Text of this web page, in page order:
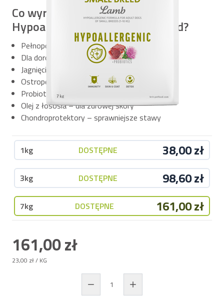
Co wyróżnia Brit Care Dog
Hypoallergenic Adult Small Breed?
Pełnoporcjowa, hipoalergiczna formuła
Dla dorosłych psów małych ras
Jagnięcina (42%) – lekkostrawne białko
Ostropest plamisty – wsparcie pracy wątroby
Probiotyki i prebiotyki – lepsza praca jelit
Olej z łososia – dla zdrowej skóry
Chondroprotektory – sprawniejsze stawy
1kg DOSTĘPNE 38,00 zł
3kg DOSTĘPNE 98,60 zł
7kg DOSTĘPNE 161,00 zł
161,00 zł
23,00 zł/ KG